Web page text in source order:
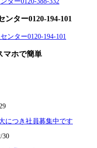
ンター0120-194-101
マホで簡単
につき社員募集中です
30